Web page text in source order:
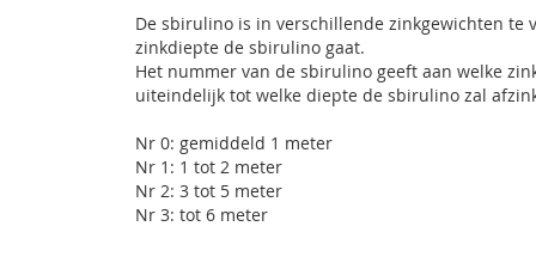
De sbirulino is in verschillende zinkgewichten te
zinkdiepte de sbirulino gaat.
Het nummer van de sbirulino geeft aan welke
uiteindelijk tot welke diepte de sbirulino zal
Nr 0: gemiddeld 1 meter
Nr 1: 1 tot 2 meter
Nr 2: 3 tot 5 meter
Nr 3: tot 6 meter